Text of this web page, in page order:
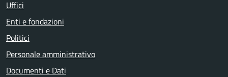
Uffici
Enti e fondazioni
Politici
Personale amministrativo
Documenti e Dati